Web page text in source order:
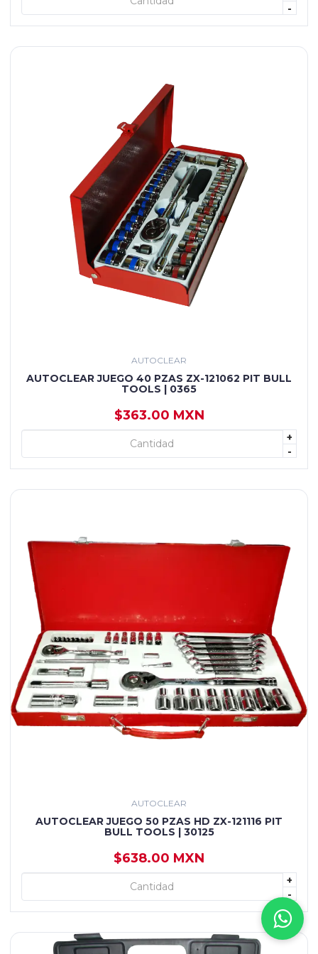
-
AUTOCLEAR
AUTOCLEAR JUEGO 40 PZAS ZX-121062 PIT BULL
TOOLS | 0365
$363.00 MXN
+
-
+ AGREGAR
AUTOCLEAR
AUTOCLEAR JUEGO 50 PZAS HD ZX-121116 PIT
BULL TOOLS | 30125
$638.00 MXN
+
-
+ AGREGAR